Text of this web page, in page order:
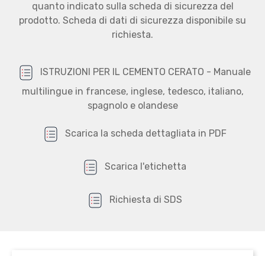
quanto indicato sulla scheda di sicurezza del
prodotto. Scheda di dati di sicurezza disponibile su
richiesta.
ISTRUZIONI PER IL CEMENTO CERATO - Manuale
multilingue in francese, inglese, tedesco, italiano,
spagnolo e olandese
Scarica la scheda dettagliata in PDF
Scarica l'etichetta
Richiesta di SDS